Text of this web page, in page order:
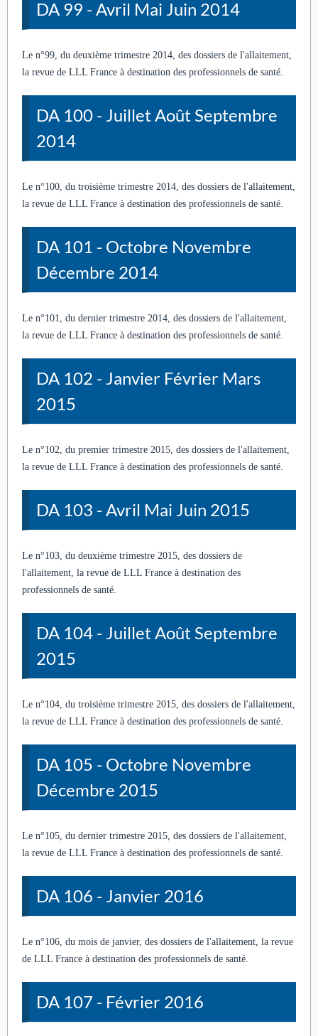
DA 99 - Avril Mai Juin 2014
Le n°99, du deuxième trimestre 2014, des dossiers de l'allaitement,
la revue de LLL France à destination des professionnels de santé.
DA 100 - Juillet Août Septembre
2014
Le n°100, du troisième trimestre 2014, des dossiers de l'allaitement,
la revue de LLL France à destination des professionnels de santé.
DA 101 - Octobre Novembre
Décembre 2014
Le n°101, du dernier trimestre 2014, des dossiers de l'allaitement,
la revue de LLL France à destination des professionnels de santé.
DA 102 - Janvier Février Mars
2015
Le n°102, du premier trimestre 2015, des dossiers de l'allaitement,
la revue de LLL France à destination des professionnels de santé.
DA 103 - Avril Mai Juin 2015
Le n°103, du deuxième trimestre 2015, des dossiers de
l'allaitement, la revue de LLL France à destination des
professionnels de santé.
DA 104 - Juillet Août Septembre
2015
Le n°104, du troisième trimestre 2015, des dossiers de l'allaitement,
la revue de LLL France à destination des professionnels de santé.
DA 105 - Octobre Novembre
Décembre 2015
Le n°105, du dernier trimestre 2015, des dossiers de l'allaitement,
la revue de LLL France à destination des professionnels de santé.
DA 106 - Janvier 2016
Le n°106, du mois de janvier, des dossiers de l'allaitement, la revue
de LLL France à destination des professionnels de santé.
DA 107 - Février 2016